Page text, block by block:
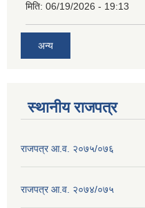
मिति: 06/19/2026 - 19:13
अन्य
स्थानीय राजपत्र
राजपत्र आ.व. २०७५/०७६
राजपत्र आ.व. २०७४/०७५